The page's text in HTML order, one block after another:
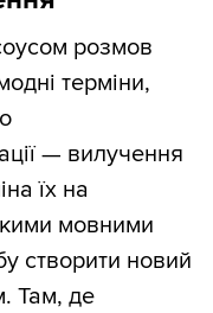
розмов
терміни,
— вилучення
їх на
мовними
створити новий
Там, де